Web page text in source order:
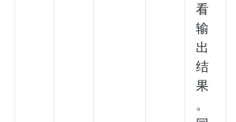
看
输
出
结
果
。